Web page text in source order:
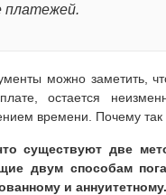
платежей.
можно заметить,
остается
времени. Почему так
существуют две
двум способам
и аннуитетному.